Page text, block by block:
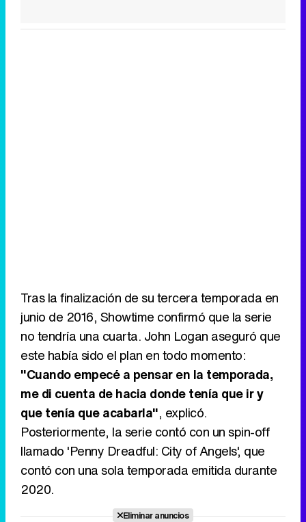
Tras la finalización de su tercera temporada en
junio de 2016, Showtime confirmó que la serie
no tendría una cuarta. John Logan aseguró que
este había sido el plan en todo momento:
"Cuando empecé a pensar en la temporada,
me di cuenta de hacia donde tenía que ir y
que tenía que acabarla", explicó.
Posteriormente, la serie contó con un spin-off
llamado 'Penny Dreadful: City of Angels', que
contó con una sola temporada emitida durante
2020.
Eliminar anuncios